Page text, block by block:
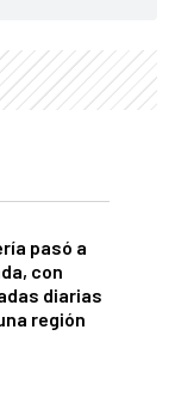
pasó a
con
diarias
región